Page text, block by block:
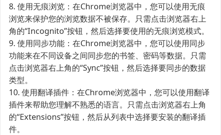
8. 使用无痕浏览：在Chrome浏览器中，您可以使用无痕
浏览来保护您的浏览数据不被保存。只需点击浏览器右上
角的“Incognito”按钮，然后选择要使用的无痕浏览模式。
9. 使用同步功能：在Chrome浏览器中，您可以使用同步
功能来在不同设备之间同步您的书签、密码等数据。只需
点击浏览器右上角的“Sync”按钮，然后选择要同步的数据
类型。
10. 使用翻译插件：在Chrome浏览器中，您可以使用翻译
插件来帮助您理解不熟悉的语言。只需点击浏览器右上角
的“Extensions”按钮，然后从列表中选择要安装的翻译插
件。